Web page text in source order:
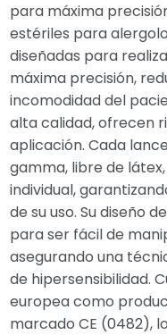
para máxima
estériles para
diseñadas para
máxima precisión,
incomodidad del
alta calidad, ofrecen
aplicación. Cada
gamma, libre de
individual,
de su uso. Su diseño
para ser fácil de
asegurando una
de hipersensibilidad.
europea como
marcado CE (0482),